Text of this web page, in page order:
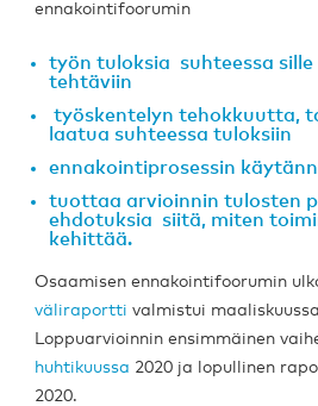
ennakointifoorumin
työn tuloksia suhteessa
tehtäviin
työskentelyn tehokkuutta,
laatua suhteessa tuloksiin
ennakointiprosessin
tuottaa arvioinnin tulosten
ehdotuksia siitä, miten
kehittää.
Osaamisen ennakointifoorumin
väliraportti valmistui
Loppuarvioinnin ensimmäinen
huhtikuussa 2020 ja lopullinen
2020.